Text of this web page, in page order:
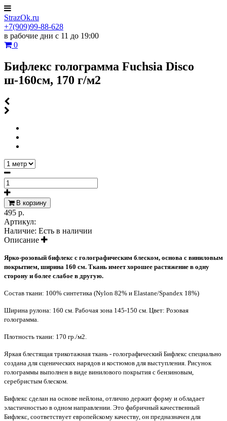
StrazOk.ru
+7(909)99-88-628
в рабочие дни с 11 до 19:00
0
Бифлекс голограмма Fuchsia Disco
ш-160см, 170 г/м2
В корзину
495 р.
Артикул:
Наличие: Есть в наличии
Описание
Ярко-розовый бифлекс с голографическим блеском, основа с виниловым
покрытием, ширина 160 см. Ткань имеет хорошее растяжение в одну
сторону и более слабое в другую.
Состав ткани: 100% синтетика (Nylon 82% и Elastane/Spandex 18%)
Ширина рулона: 160 см. Рабочая зона 145-150 см. Цвет: Розовая
голограмма.
Плотность ткани: 170 гр./м2.
Яркая блестящая трикотажная ткань - голографический Бифлекс специально
создана для сценических нарядов и костюмов для выступления. Рисунок
голограммы выполнен в виде винилового покрытия с бензиновым,
серебристым блеском.
Бифлекс сделан на основе нейлона, отлично держит форму и обладает
эластичностью в одном направлении. Это фабричный качественный
Бифлекс, соответствует европейскому качеству, он предназначен для